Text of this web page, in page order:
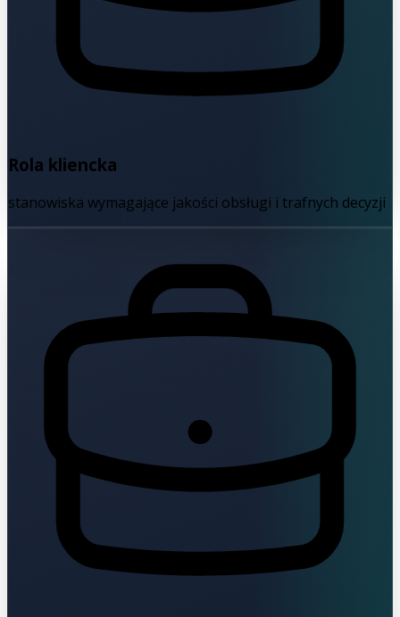
Rola kliencka
stanowiska wymagające jakości obsługi i trafnych decyzji